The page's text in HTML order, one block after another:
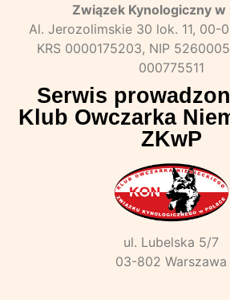
Związek Kynologiczny w
Al. Jerozolimskie 30 lok. 11, 00-
KRS 0000175203, NIP
000775511
Serwis
Klub Owczarka
ZKwP
ul. Lubelska 5/7
03-802 Warszawa